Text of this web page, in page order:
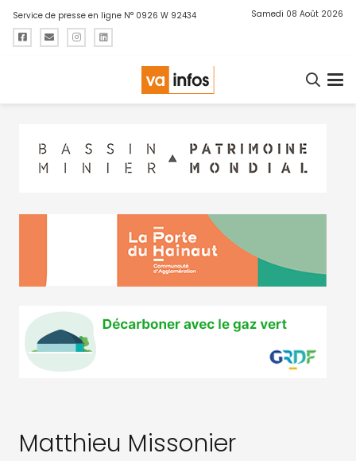
Service de presse en ligne N° 0926 W 92434 Samedi 08 Août 2026
Matthieu Missonier